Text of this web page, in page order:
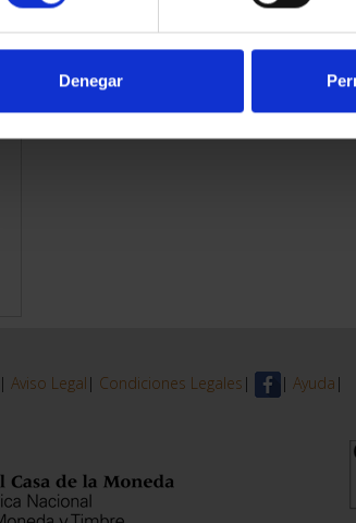
Denegar
| Aviso Legal | Condiciones Legales | | Ayuda |